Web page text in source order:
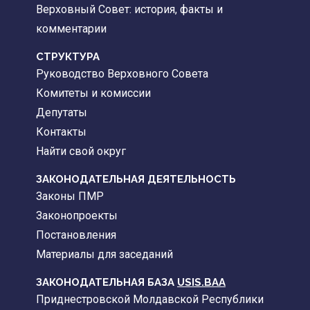
Верховный Совет: история, факты и
комментарии
CТРУКТУРА
Руководство Верховного Совета
Комитеты и комиссии
Депутаты
Контакты
Найти свой округ
ЗАКОНОДАТЕЛЬНАЯ ДЕЯТЕЛЬНОСТЬ
Законы ПМР
Законопроекты
Постановления
Материалы для заседаний
ЗАКОНОДАТЕЛЬНАЯ БАЗА USIS.BAA
Приднестровской Молдавской Республики